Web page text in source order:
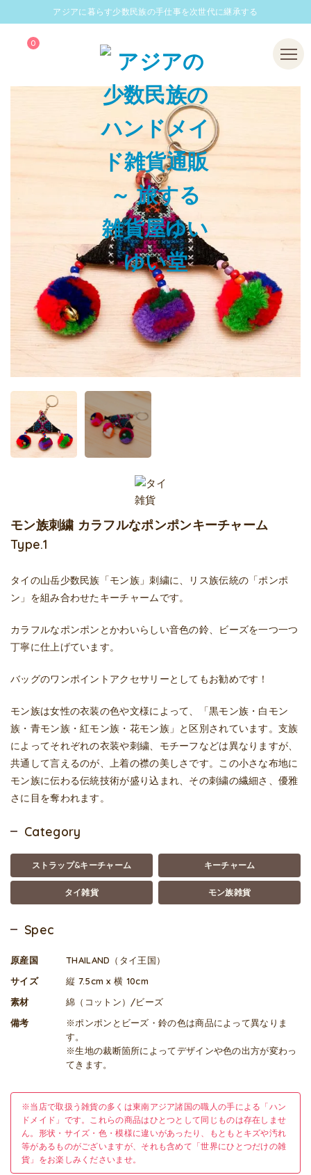
アジアに暮らす少数民族の手仕事を次世代に継承する
0 Menu
モン族刺繍 カラフルなポンポンキーチャーム
Type.1
タイの山岳少数民族「モン族」刺繍に、リス族伝統の「ポンポ
ン」を組み合わせたキーチャームです。
カラフルなポンポンとかわいらしい音色の鈴、ビーズを一つ一つ
丁寧に仕上げています。
バッグのワンポイントアクセサリーとしてもお勧めです！
モン族は女性の衣装の色や文様によって、「黒モン族・白モン
族・青モン族・紅モン族・花モン族」と区別されています。支族
によってそれぞれの衣装や刺繍、モチーフなどは異なりますが、
共通して言えるのが、上着の襟の美しさです。この小さな布地に
モン族に伝わる伝統技術が盛り込まれ、その刺繍の繊細さ、優雅
さに目を奪われます。
Category
ストラップ&キーチャーム キーチャーム
タイ雑貨 モン族雑貨
Spec
原産国
THAILAND（タイ王国）
サイズ
縦 7.5cm x 横 10cm
素材
綿（コットン）/ビーズ
備考
※ポンポンとビーズ・鈴の色は商品によって異なりま
す。
※生地の裁断箇所によってデザインや色の出方が変わっ
てきます。
※当店で取扱う雑貨の多くは東南アジア諸国の職人の手による「ハン
ドメイド」です。これらの商品はひとつとして同じものは存在しませ
ん。形状・サイズ・色・模様に違いがあったり、もともとキズや汚れ
等があるものがございますが、それも含めて「世界にひとつだけの雑
貨」をお楽しみくださいませ。